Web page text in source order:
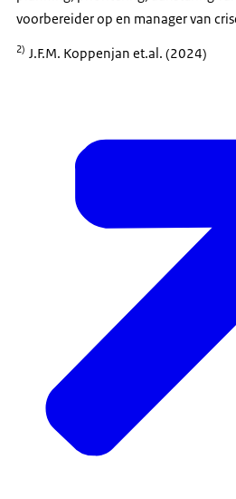
voorbereider op en manager van
2) J.F.M. Koppenjan et.al. (2024)